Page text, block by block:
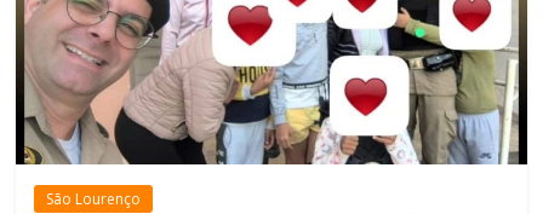
de
Minas
São Lourenço